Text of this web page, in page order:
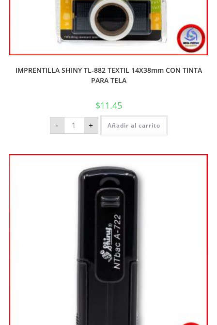
IMPRENTILLA SHINY TL-882 TEXTIL 14X38mm CON TINTA
PARA TELA
$11.45
- + Añadir al carrito